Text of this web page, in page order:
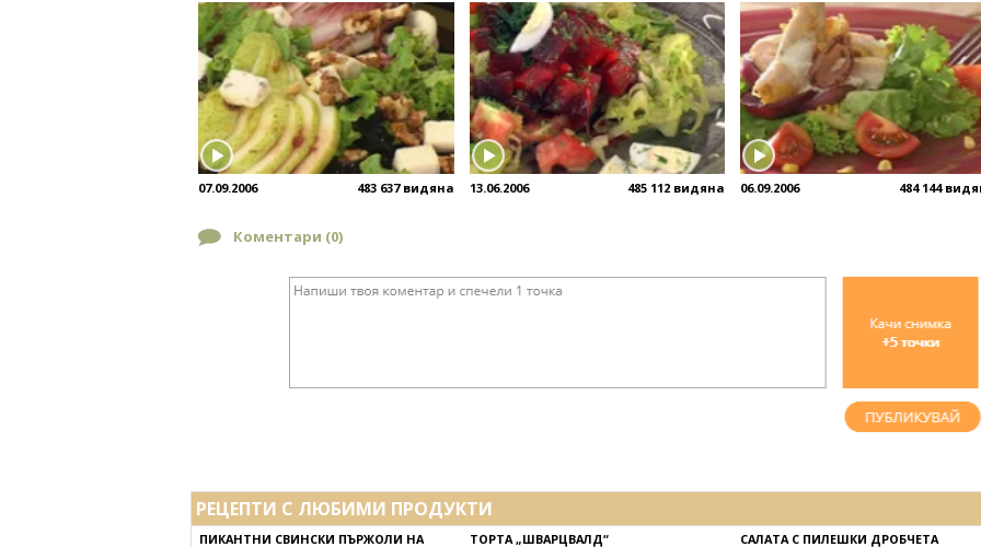
07.09.2006 483 637 видяна 13.06.2006 485 112 видяна 06.09.2006 484 144
Коментари (0)
РЕЦЕПТИ С ЛЮБИМИ ПРОДУКТИ
ПИКАНТНИ СВИНСКИ ПЪРЖОЛИ НА ТОРТА „ШВАРЦВАЛД“ САЛАТА С ПИЛЕШКИ ДРОБЧЕТА